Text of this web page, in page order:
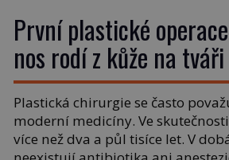
která změní […]
První plastické
nos rodí z kůže na tváři
Plastická chirurgie se často
moderní medicíny. Ve
více než dva a půl tisíce let. V